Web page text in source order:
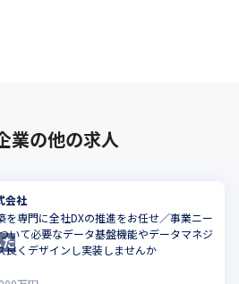
が、若手社員です。人材獲得競争が
を続けていきます。
ること。いかなる時代環境に於いて
立すること
より社会貢献し、利益の還元と循環
を目指し、会社が良くなると社員が
業の他の求人
会社
を専門に全社DXの推進をお任せ／事業ニー
いて必要なデータ基盤機能やデータマネジ
良くデザインし実装しませんか